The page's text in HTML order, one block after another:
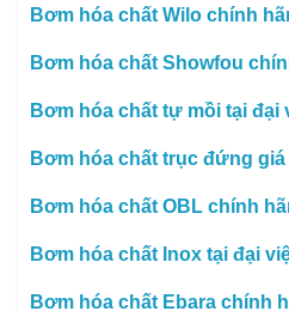
Bơm hóa chất Wilo chính
Bơm hóa chất Showfou
Bơm hóa chất tự mồi tại đại
Bơm hóa chất trục đứng giá
Bơm hóa chất OBL chính
Bơm hóa chất Inox tại đại
Bơm hóa chất Ebara chính